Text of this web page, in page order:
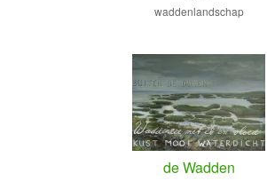
waddenlandschap
de Wadden